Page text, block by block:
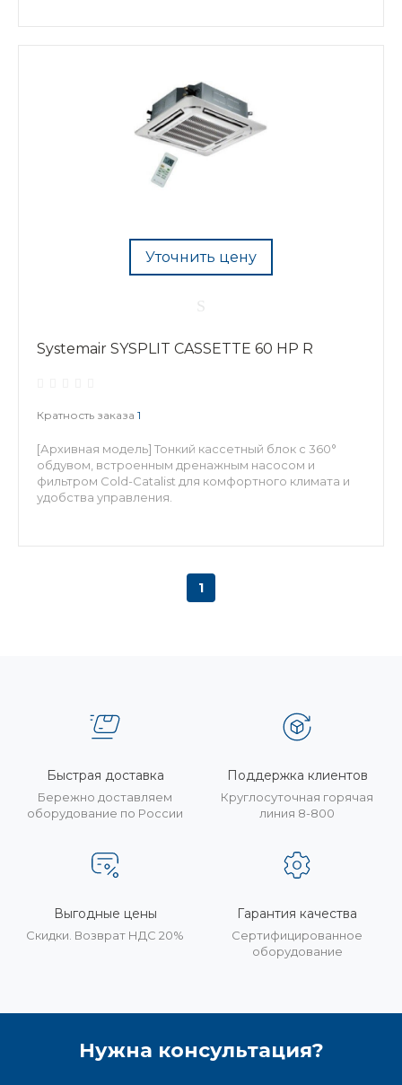
Уточнить цену
Systemair SYSPLIT CASSETTE 60 HP R
Кратность заказа 1
[Архивная модель] Тонкий кассетный блок с 360°
обдувом, встроенным дренажным насосом и
фильтром Cold-Catalist для комфортного климата и
удобства управления.
1
Быстрая доставка
Бережно доставляем
оборудование по России
Поддержка клиентов
Круглосуточная горячая
линия 8-800
Выгодные цены
Скидки. Возврат НДС 20%
Гарантия качества
Сертифицированное
оборудование
Нужна консультация?